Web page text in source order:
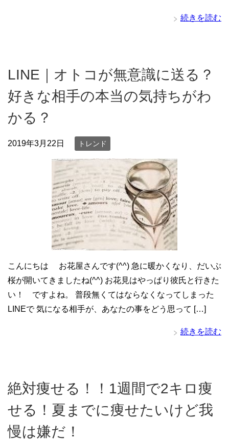
続きを読む
LINE｜オトコが無意識に送る？
好きな相手の本当の気持ちがわ
かる？
2019年3月22日 トレンド
こんにちは お花屋さんです(^^) 急に暖かくなり、だいぶ
桜が開いてきましたね(^^) お花見はやっぱり彼氏と行きた
い！ ですよね。 普段無くてはならなくなってしまった
LINEで 気になる相手が、あなたの事をどう思って […]
続きを読む
絶対痩せる！！1週間で2キロ痩
せる！夏までに痩せたいけど我
慢は嫌だ！